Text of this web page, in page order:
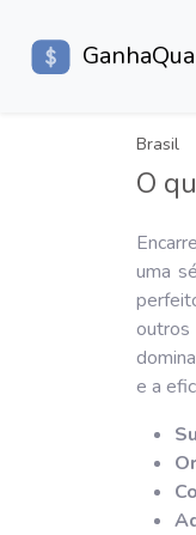
Brasil
O
uma
outros
e a